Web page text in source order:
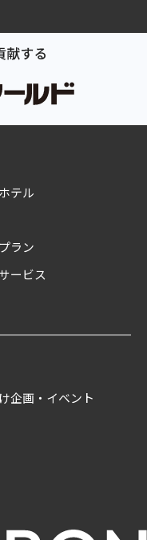
テル
ラン
ービス
企画・イベント